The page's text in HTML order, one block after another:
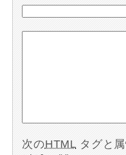
次のHTMLタグと